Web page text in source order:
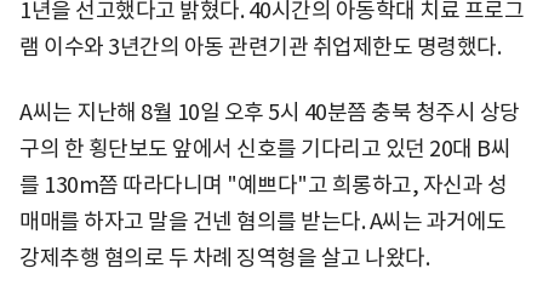
1년을 선고했다고 밝혔다. 40시간의 아동학대 치료 프로그
램 이수와 3년간의 아동 관련기관 취업제한도 명령했다.
A씨는 지난해 8월 10일 오후 5시 40분쯤 충북 청주시 상당
구의 한 횡단보도 앞에서 신호를 기다리고 있던 20대 B씨
를 130m쯤 따라다니며 "예쁘다"고 희롱하고, 자신과 성
매매를 하자고 말을 건넨 혐의를 받는다. A씨는 과거에도
강제추행 혐의로 두 차례 징역형을 살고 나왔다.